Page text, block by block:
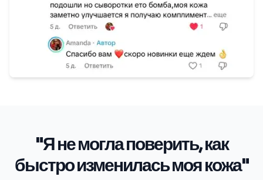
"Я не могла поверить, как
быстро изменилась моя кожа"